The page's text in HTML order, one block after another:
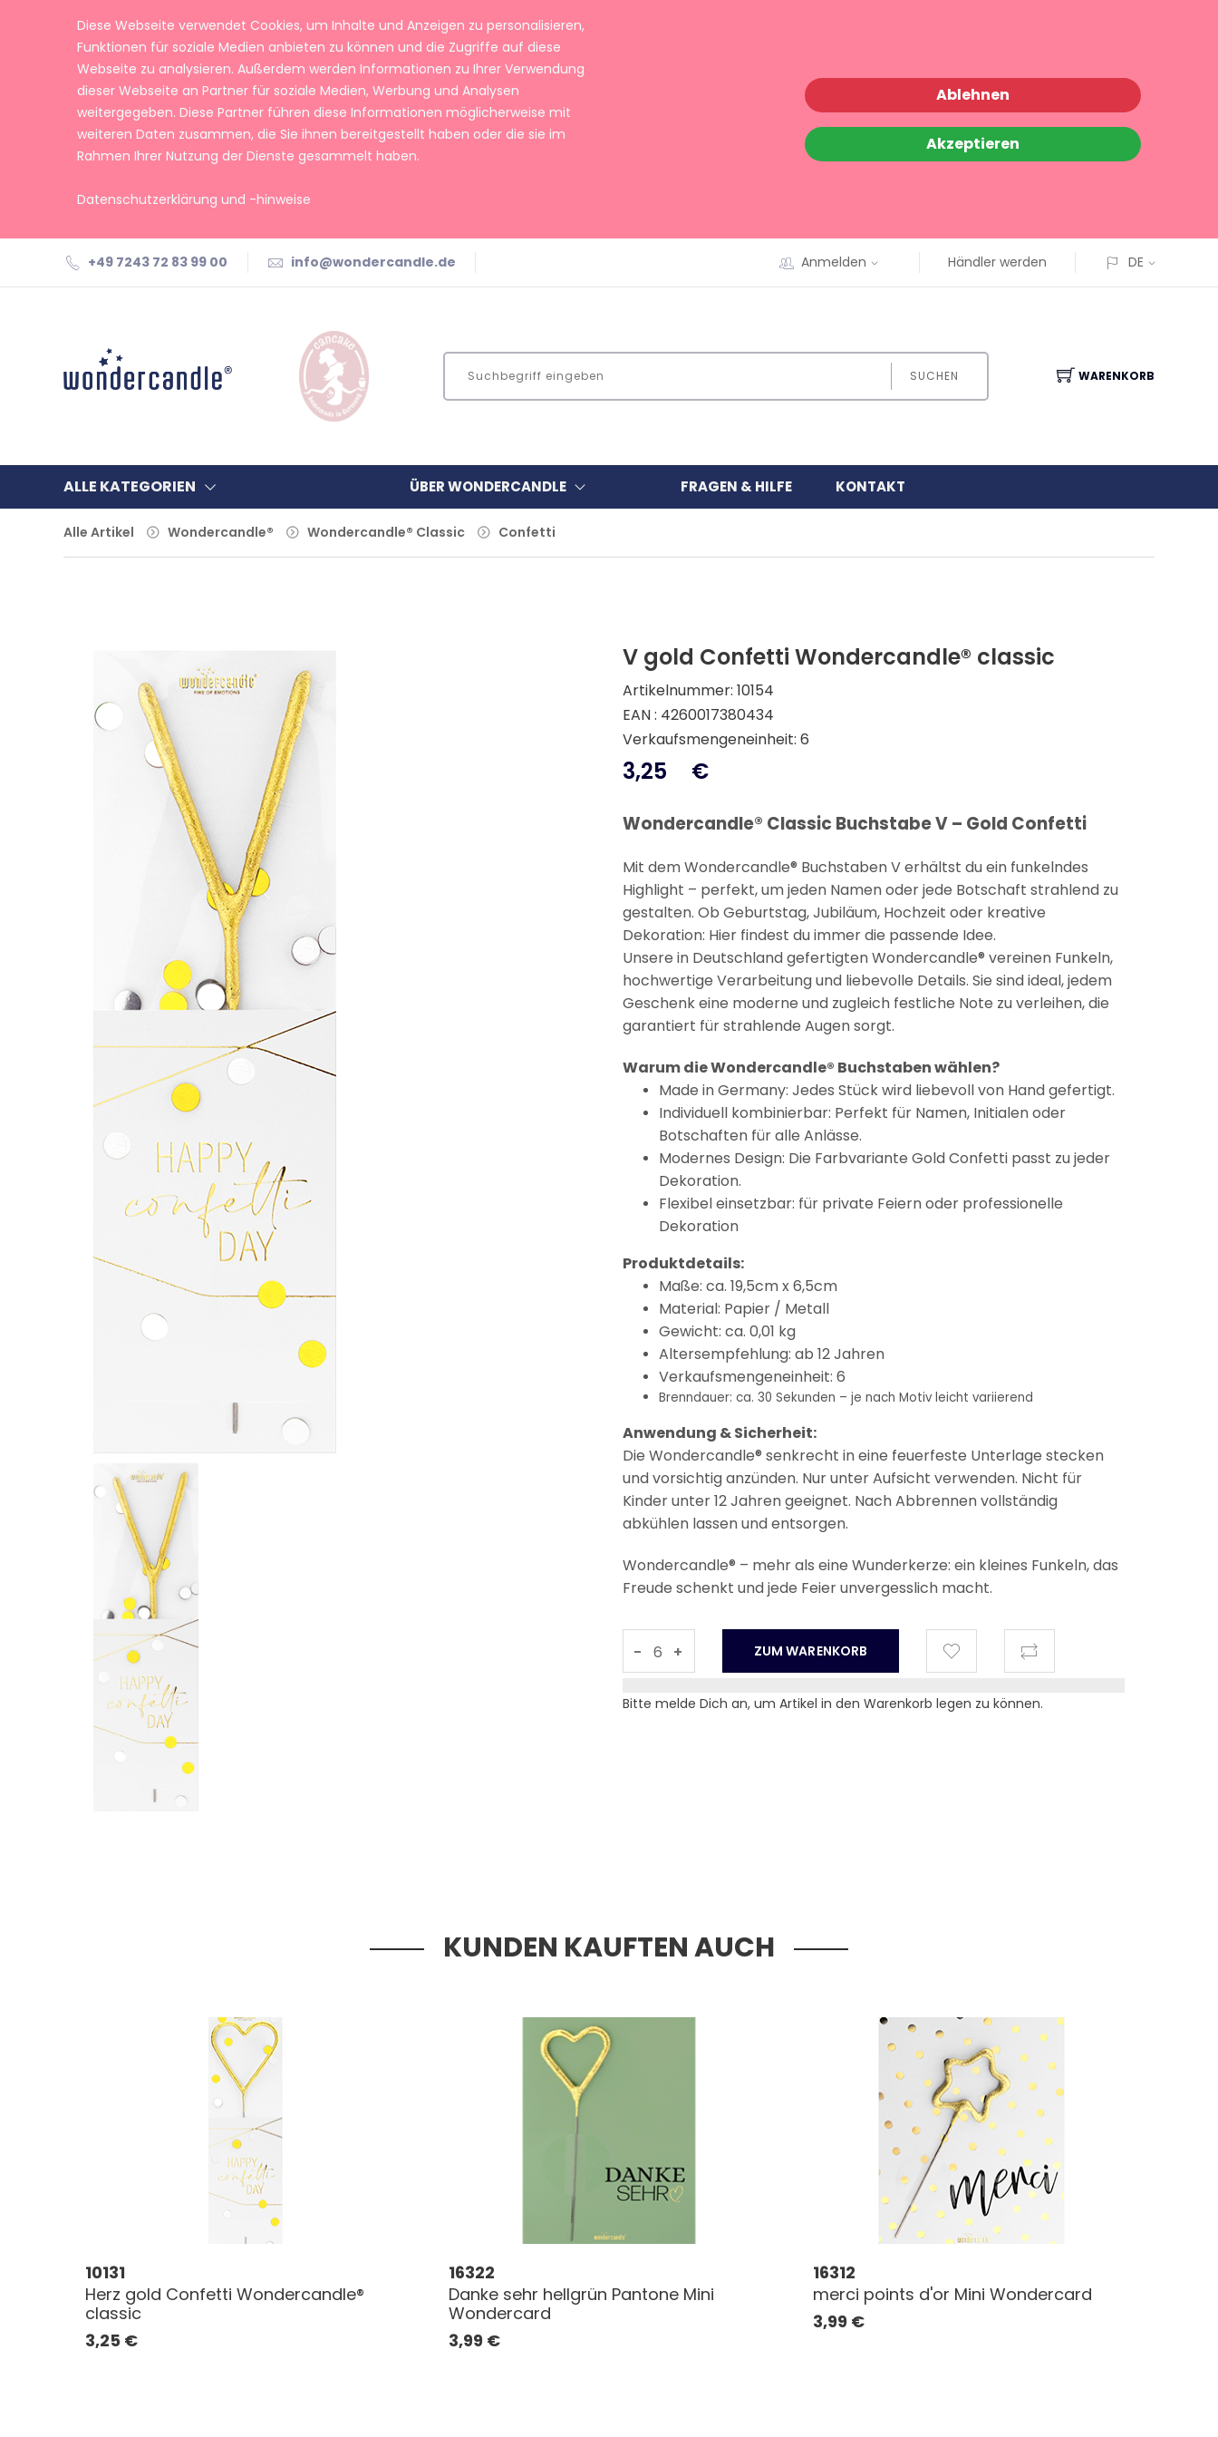
Diese Webseite verwendet Cookies, um Inhalte und Anzeigen zu personalisieren,
Funktionen für soziale Medien anbieten zu können und die Zugriffe auf diese
Webseite zu analysieren. Außerdem werden Informationen zu Ihrer Verwendung
dieser Webseite an Partner für soziale Medien, Werbung und Analysen
weitergegeben. Diese Partner führen diese Informationen möglicherweise mit
weiteren Daten zusammen, die Sie ihnen bereitgestellt haben oder die sie im
Rahmen Ihrer Nutzung der Dienste gesammelt haben.
Datenschutzerklärung und -hinweise
Ablehnen
Akzeptieren
+49 7243 72 83 99 00 info@wondercandle.de Anmelden Händler werden DE
SUCHEN WARENKORB
ALLE KATEGORIEN ÜBER WONDERCANDLE FRAGEN & HILFE KONTAKT
Alle Artikel Wondercandle® Wondercandle® Classic Confetti
V gold Confetti Wondercandle® classic
Artikelnummer: 10154
EAN : 4260017380434
Verkaufsmengeneinheit: 6
3,25 €
Wondercandle® Classic Buchstabe V – Gold Confetti
Mit dem Wondercandle® Buchstaben V erhältst du ein funkelndes
Highlight – perfekt, um jeden Namen oder jede Botschaft strahlend zu
gestalten. Ob Geburtstag, Jubiläum, Hochzeit oder kreative
Dekoration: Hier findest du immer die passende Idee.
Unsere in Deutschland gefertigten Wondercandle® vereinen Funkeln,
hochwertige Verarbeitung und liebevolle Details. Sie sind ideal, jedem
Geschenk eine moderne und zugleich festliche Note zu verleihen, die
garantiert für strahlende Augen sorgt.
Warum die Wondercandle® Buchstaben wählen?
Made in Germany: Jedes Stück wird liebevoll von Hand gefertigt.
Individuell kombinierbar: Perfekt für Namen, Initialen oder
Botschaften für alle Anlässe.
Modernes Design: Die Farbvariante Gold Confetti passt zu jeder
Dekoration.
Flexibel einsetzbar: für private Feiern oder professionelle
Dekoration
Produktdetails:
Maße: ca. 19,5cm x 6,5cm
Material: Papier / Metall
Gewicht: ca. 0,01 kg
Altersempfehlung: ab 12 Jahren
Verkaufsmengeneinheit: 6
Brenndauer: ca. 30 Sekunden – je nach Motiv leicht variierend
Anwendung & Sicherheit:
Die Wondercandle® senkrecht in eine feuerfeste Unterlage stecken
und vorsichtig anzünden. Nur unter Aufsicht verwenden. Nicht für
Kinder unter 12 Jahren geeignet. Nach Abbrennen vollständig
abkühlen lassen und entsorgen.
Wondercandle® – mehr als eine Wunderkerze: ein kleines Funkeln, das
Freude schenkt und jede Feier unvergesslich macht.
- +
Bitte melde Dich an, um Artikel in den Warenkorb legen zu können.
KUNDEN KAUFTEN AUCH
10131
Herz gold Confetti Wondercandle®
classic
3,25 €
16322
Danke sehr hellgrün Pantone Mini
Wondercard
3,99 €
16312
merci points d'or Mini Wondercard
3,99 €